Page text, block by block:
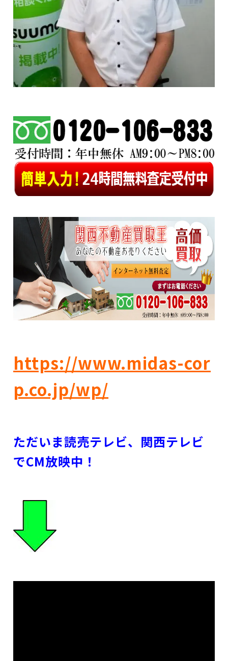
https://www.midas-cor
p.co.jp/wp/
ただいま読売テレビ、関西テレビ
でCM放映中！